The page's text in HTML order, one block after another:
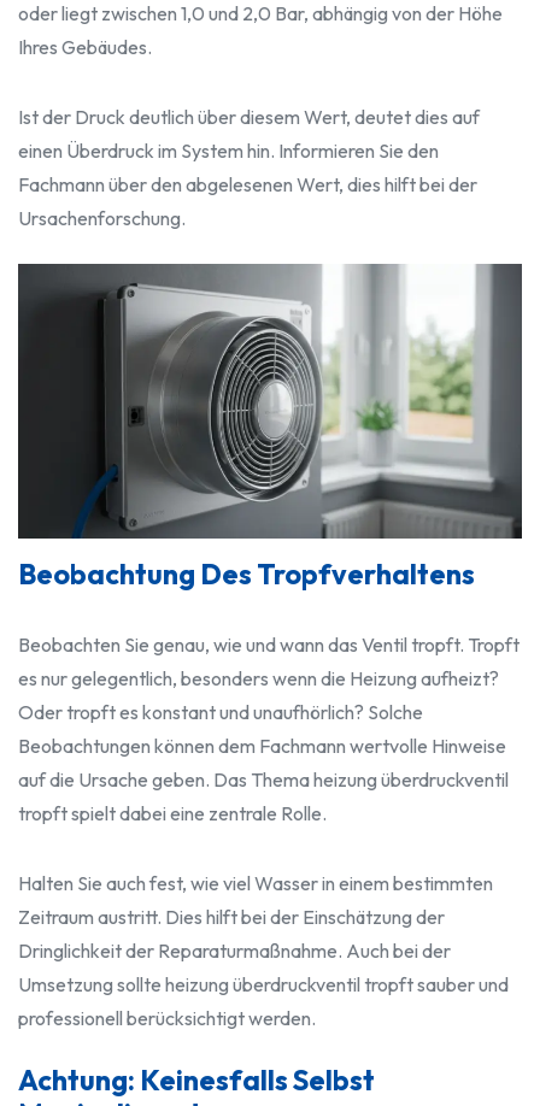
oder liegt zwischen 1,0 und 2,0 Bar, abhängig von der Höhe
Ihres Gebäudes.
Ist der Druck deutlich über diesem Wert, deutet dies auf
einen Überdruck im System hin. Informieren Sie den
Fachmann über den abgelesenen Wert, dies hilft bei der
Ursachenforschung.
Beobachtung Des Tropfverhaltens
Beobachten Sie genau, wie und wann das Ventil tropft. Tropft
es nur gelegentlich, besonders wenn die Heizung aufheizt?
Oder tropft es konstant und unaufhörlich? Solche
Beobachtungen können dem Fachmann wertvolle Hinweise
auf die Ursache geben. Das Thema heizung überdruckventil
tropft spielt dabei eine zentrale Rolle.
Halten Sie auch fest, wie viel Wasser in einem bestimmten
Zeitraum austritt. Dies hilft bei der Einschätzung der
Dringlichkeit der Reparaturmaßnahme. Auch bei der
Umsetzung sollte heizung überdruckventil tropft sauber und
professionell berücksichtigt werden.
Achtung: Keinesfalls Selbst